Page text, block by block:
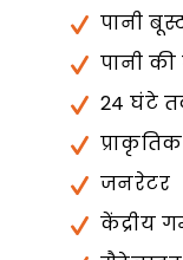
पानी
पानी
24 घंटे
जनरेटर
केंद्रीय